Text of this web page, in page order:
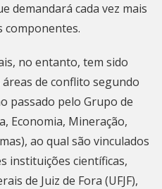
demandará cada vez mais
componentes.
no entanto, tem sido
de conflito segundo
passado pelo Grupo de
Economia, Mineração,
ao qual são vinculados
instituições científicas,
de Juiz de Fora (UFJF),